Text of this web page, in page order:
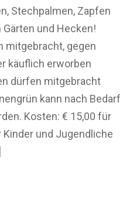
Stechpalmen, Zapfen
und Hecken!
mitgebracht, gegen
käuflich erworben
dürfen mitgebracht
kann nach Bedarf
Kosten: € 15,00 für
Kinder und Jugendliche